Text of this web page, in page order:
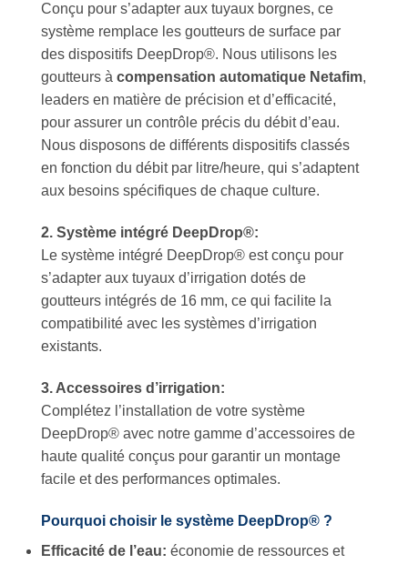
Conçu pour s’adapter aux tuyaux borgnes, ce
système remplace les goutteurs de surface par
des dispositifs DeepDrop®. Nous utilisons les
goutteurs à compensation automatique Netafim,
leaders en matière de précision et d’efficacité,
pour assurer un contrôle précis du débit d’eau.
Nous disposons de différents dispositifs classés
en fonction du débit par litre/heure, qui s’adaptent
aux besoins spécifiques de chaque culture.
2. Système intégré DeepDrop®:
Le système intégré DeepDrop® est conçu pour
s’adapter aux tuyaux d’irrigation dotés de
goutteurs intégrés de 16 mm, ce qui facilite la
compatibilité avec les systèmes d’irrigation
existants.
3. Accessoires d’irrigation:
Complétez l’installation de votre système
DeepDrop® avec notre gamme d’accessoires de
haute qualité conçus pour garantir un montage
facile et des performances optimales.
Pourquoi choisir le système DeepDrop® ?
Efficacité de l’eau: économie de ressources et